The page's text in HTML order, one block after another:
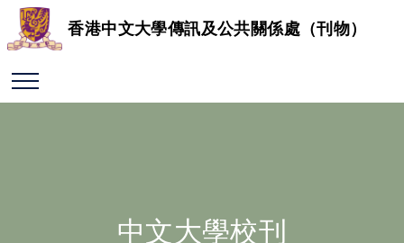
香港中文大學傳訊及公共關係處（刊物）
中文大學校刊